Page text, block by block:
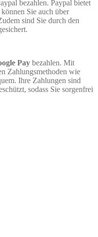
bezahlen. Paypal bietet
Sie auch über
sind Sie durch den
Pay bezahlen. Mit
Zahlungsmethoden wie
Ihre Zahlungen sind
sodass Sie sorgenfrei